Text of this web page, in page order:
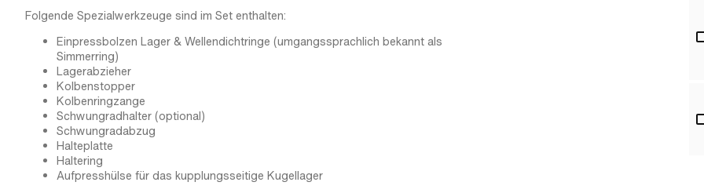
Folgende Spezialwerkzeuge sind im Set enthalten:
Einpressbolzen Lager & Wellendichtringe (umgangssprachlich bekannt als
Simmerring)
Lagerabzieher
Kolbenstopper
Kolbenringzange
Schwungradhalter (optional)
Schwungradabzug
Halteplatte
Haltering
Aufpresshülse für das kupplungsseitige Kugellager